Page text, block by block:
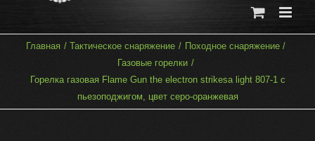
Главная Тактическое снаряжение
Походное снаряжение
Газовые горелки
Горелка газовая Flame Gun the electron strikesa light 807-1 c
пьезоподжигом, цвет серо-оранжевая